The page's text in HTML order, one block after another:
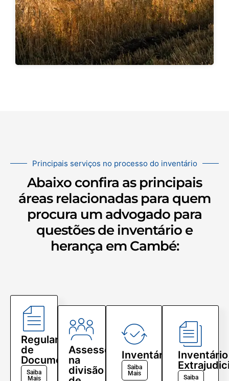
Principais serviços no processo do inventário
Abaixo confira as principais
áreas relacionadas para quem
procura um advogado para
questões de inventário e
herança em Cambé:
Regularização
de
Documentos
Saiba
Mais
Assessoria
na
divisão
Inventário
Saiba
Mais
Inventário
Saiba